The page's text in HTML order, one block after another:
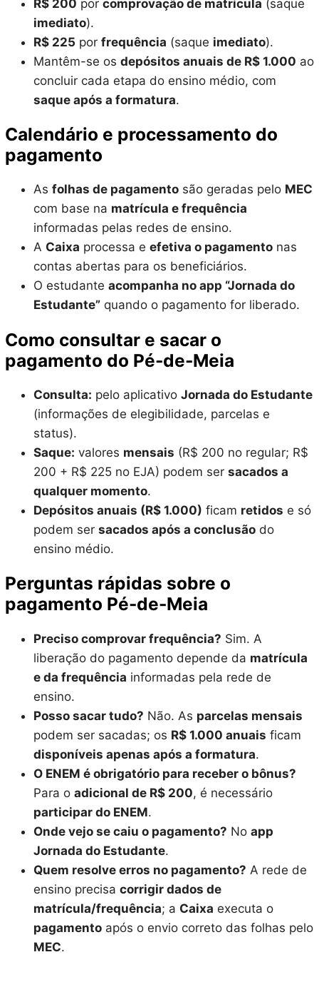
R$ 200 por comprovação de matrícula (saque
imediato).
R$ 225 por frequência (saque imediato).
Mantêm-se os depósitos anuais de R$ 1.000 ao
concluir cada etapa do ensino médio, com
saque após a formatura.
Calendário e processamento do
pagamento
As folhas de pagamentosão geradas pelo MEC
com base na matrícula e frequência
informadas pelas redes de ensino.
A Caixa processa e efetiva o pagamentonas
contas abertas para os beneficiários.
O estudante acompanha no app “Jornada do
Estudante”quando o pagamento for liberado.
Como consultar e sacar o
pagamento do Pé-de-Meia
Consulta: pelo aplicativo Jornada do Estudante
(informações de elegibilidade, parcelas e
status).
Saque: valores mensais (R$ 200 no regular; R$
200 + R$ 225 no EJA) podem ser sacados a
qualquer momento.
Depósitos anuais (R$ 1.000) ficam retidos e só
podem ser sacados após a conclusãodo
ensino médio.
Perguntas rápidas sobre o
pagamento Pé-de-Meia
Preciso comprovar frequência? Sim. A
liberação do pagamento depende da matrícula
e da frequência informadas pela rede de
ensino.
Posso sacar tudo? Não. As parcelas mensais
podem ser sacadas; os R$ 1.000 anuais ficam
disponíveis apenas após a formatura.
O ENEM é obrigatório para receber o bônus?
Para o adicional de R$ 200, é necessário
participar do ENEM.
Onde vejo se caiu o pagamento? No app
Jornada do Estudante.
Quem resolve erros no pagamento? A rede de
ensino precisa corrigir dados de
matrícula/frequência; a Caixa executa o
pagamentoapós o envio correto das folhas pelo
MEC.